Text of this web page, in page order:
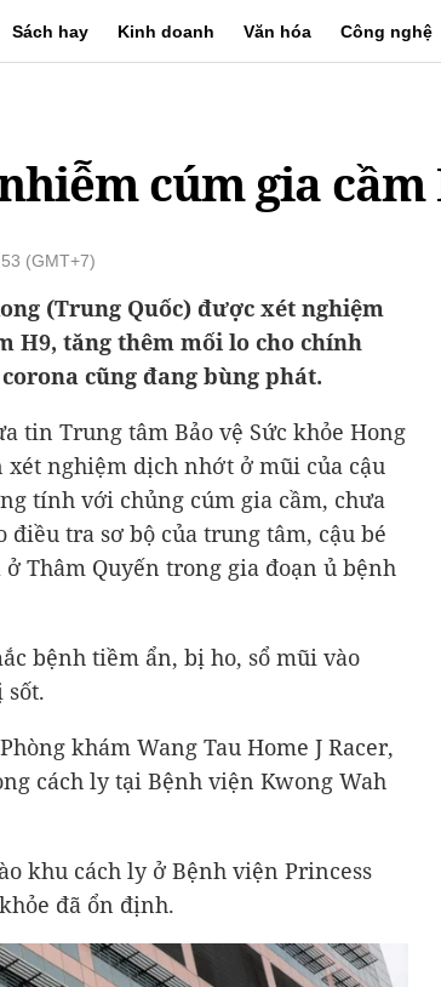
Sách hay Kinh doanh Văn hóa Công nghệ
cúm gia cầm
(GMT+7)
(Trung Quốc) được xét nghiệm
H9, tăng thêm mối lo cho chính
cũng đang bùng phát.
tin Trung tâm Bảo vệ Sức khỏe Hong
xét nghiệm dịch nhớt ở mũi của cậu
tính với chủng cúm gia cầm, chưa
tra sơ bộ của trung tâm, cậu bé
Thâm Quyến trong gia đoạn ủ bệnh
bệnh tiềm ẩn, bị ho, sổ mũi vào
sốt.
khám Wang Tau Home J Racer,
cách ly tại Bệnh viện Kwong Wah
khu cách ly ở Bệnh viện Princess
đã ổn định.